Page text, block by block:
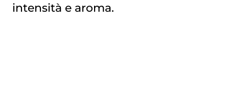
intensità e aroma.